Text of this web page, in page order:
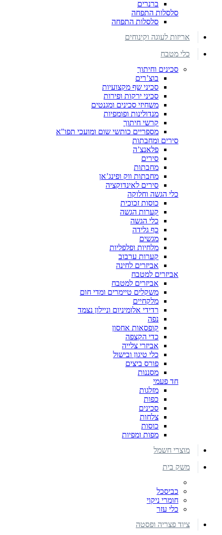
ברנרים
סלסלות התפחה
סלסלות התפחה
אריזות לעוגה וקינוחים
כלי מטבח
סכינים וחיתוך
בוצ’רים
סכיני שף מקצועיות
סכיני ירקות ופירות
משחיזי סכינים ומגנטים
מנדולינות ופומפיות
קרשי חיתוך
מספריים כותשי שום ומועכי תפו"א
סירים ומחבתות
פלאנצ’ה
סירים
מחבתות
מחבתות ווק ופינג’אן
סירים לאינדוקציה
כלי הגשה וחלוקה
כוסות זכוכית
קערות הגשה
כלי הגשה
כף גלידה
מגשים
מלחיות ופלפליות
קערות ערבוב
אביזרים לחינה
אביזרים למטבח
אביזרים למטבח
משקלים טיימרים ומדי חום
מלקחיים
רדידי אלומיניום וניילון נצמד
נפה
קופסאות אחסון
כדי הקצפה
אביזרי צלייה
כלי טיגון ובישול
פורס ביצים
מסננות
חד פעמי
מזלגות
כפות
סכינים
צלחות
כוסות
מפות ומפיות
מוצרי חשמל
משק בית
כביסכל
חומרי ניקוי
כלי עזר
ציוד פצריה ופסטה